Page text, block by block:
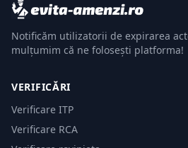
Notificăm utilizatorii de expirarea
mulțumim că ne folosești platforma!
VERIFICĂRI
Verificare ITP
Verificare RCA